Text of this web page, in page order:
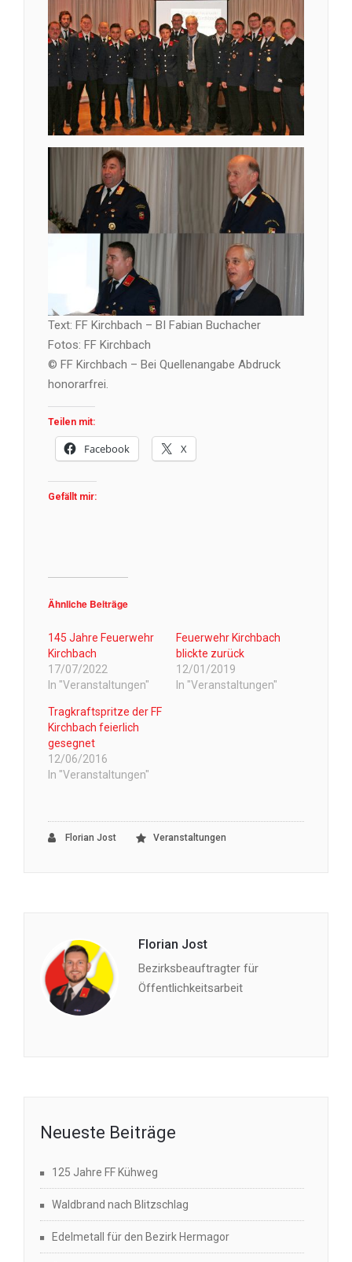
Text: FF Kirchbach – BI Fabian Buchacher
Fotos: FF Kirchbach
© FF Kirchbach – Bei Quellenangabe Abdruck
honorarfrei.
Teilen mit:
Facebook X
Gefällt mir:
Ähnliche Beiträge
145 Jahre Feuerwehr
Kirchbach
17/07/2022
In "Veranstaltungen"
Feuerwehr Kirchbach
blickte zurück
12/01/2019
In "Veranstaltungen"
Tragkraftspritze der FF
Kirchbach feierlich
gesegnet
12/06/2016
In "Veranstaltungen"
Florian Jost Veranstaltungen
Florian Jost
Bezirksbeauftragter für
Öffentlichkeitsarbeit
Neueste Beiträge
125 Jahre FF Kühweg
Waldbrand nach Blitzschlag
Edelmetall für den Bezirk Hermagor